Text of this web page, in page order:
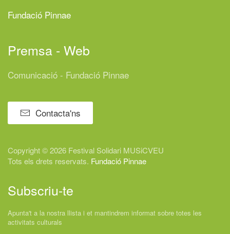
Fundació Pinnae
Premsa - Web
Comunicació - Fundació Pinnae
Contacta'ns
Copyright © 2026 Festival Solidari MUSiCVEU
Tots els drets reservats. Fundació Pinnae
Subscriu-te
Apunta't a la nostra llista i et mantindrem informat sobre totes les
activitats culturals